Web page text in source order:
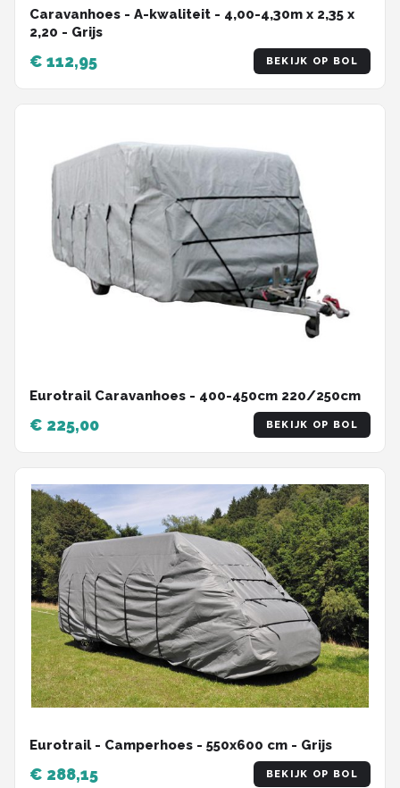
Caravanhoes - A-kwaliteit - 4,00-4,30m x 2,35 x
2,20 - Grijs
€ 112,95 BEKIJK OP BOL
Eurotrail Caravanhoes - 400-450cm 220/250cm
€ 225,00 BEKIJK OP BOL
Eurotrail - Camperhoes - 550x600 cm - Grijs
€ 288,15 BEKIJK OP BOL